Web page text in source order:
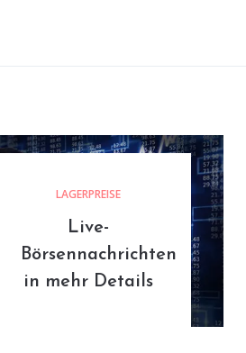
LAGERPREISE
Live-
Börsennachrichten
in mehr Details